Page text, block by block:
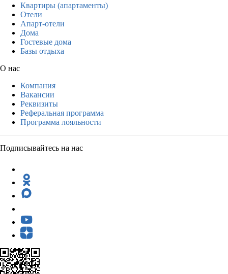
Квартиры (апартаменты)
Отели
Апарт-отели
Дома
Гостевые дома
Базы отдыха
О нас
Компания
Вакансии
Реквизиты
Реферальная программа
Программа лояльности
Подписывайтесь на нас